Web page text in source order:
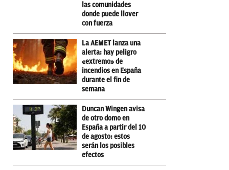
las comunidades
donde puede llover
con fuerza
La AEMET lanza una
alerta: hay peligro
«extremo» de
incendios en España
durante el fin de
semana
Duncan Wingen avisa
de otro domo en
España a partir del 10
de agosto: estos
serán los posibles
efectos